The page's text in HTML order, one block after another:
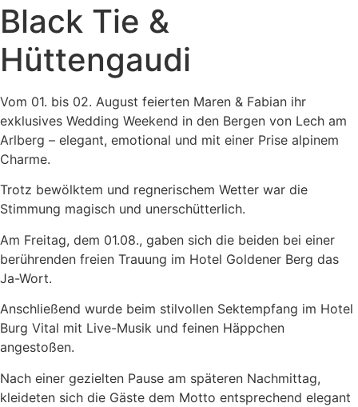
Black Tie &
Hüttengaudi
Vom 01. bis 02. August feierten Maren & Fabian ihr
exklusives Wedding Weekend in den Bergen von Lech am
Arlberg – elegant, emotional und mit einer Prise alpinem
Charme.
Trotz bewölktem und regnerischem Wetter war die
Stimmung magisch und unerschütterlich.
Am Freitag, dem 01.08., gaben sich die beiden bei einer
berührenden freien Trauung im Hotel Goldener Berg das
Ja-Wort.
Anschließend wurde beim stilvollen Sektempfang im Hotel
Burg Vital mit Live-Musik und feinen Häppchen
angestoßen.
Nach einer gezielten Pause am späteren Nachmittag,
kleideten sich die Gäste dem Motto entsprechend elegant